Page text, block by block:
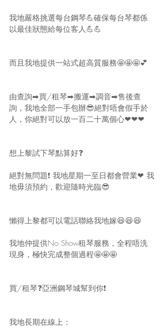
我地嚴格挑選每台鋼琴💪確保每台琴都係
以最佳狀態給每位客人💪💪
而且我地提供一站式超高質服務🤩🤩🤩💕
由查詢➡買/租琴➡搬運➡調音➡售後查
詢，我地全部一手包辦😎絕對唔會假手於
人，你絕對可以放一百二十萬個心❤❤❤
想上黎試下琴點算好❓
絕對無問題❗ 我地星期一至日都會營業❤ 我
地毋須預約，歡迎隨時光臨😎
懶得上黎都可以電話聯絡我地嫁😆😆😆
我地仲提供No Show租琴服務，全程唔洗
現身，極快完成整個過程🤩🤩🤩
買/租琴❓亞洲鋼琴城幫到你❗
我地長期在線上：